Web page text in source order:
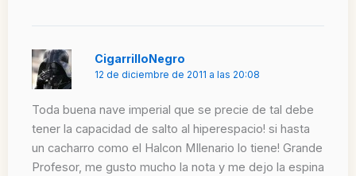
CigarrilloNegro
12 de diciembre de 2011 a las 20:08
Toda buena nave imperial que se precie de tal debe
tener la capacidad de salto al hiperespacio! si hasta
un cacharro como el Halcon MIlenario lo tiene! Grande
Profesor, me gusto mucho la nota y me dejo la espina